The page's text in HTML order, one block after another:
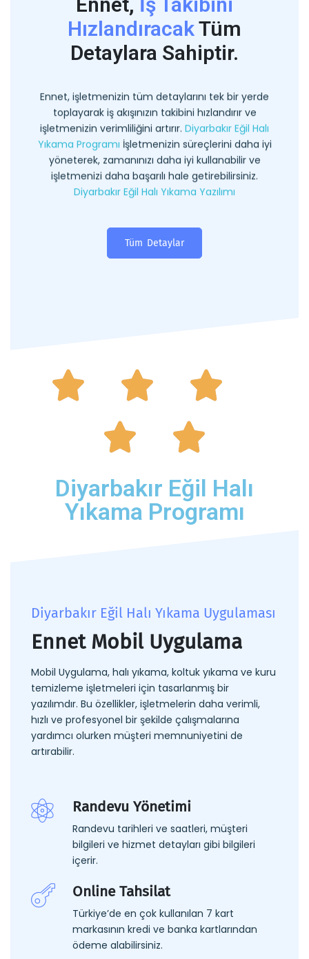
HızlandıracakTüm
Detaylara Sahiptir.
Ennet, işletmenizin tüm detaylarını tek bir yerde
toplayarak iş akışınızın takibini hızlandırır ve
işletmenizin verimliliğini artırır. Diyarbakır Eğil Halı
Yıkama Programı İşletmenizin süreçlerini daha iyi
yöneterek, zamanınızı daha iyi kullanabilir ve
işletmenizi daha başarılı hale getirebilirsiniz.
Diyarbakır Eğil Halı Yıkama Yazılımı
Tüm Detaylar
 



Diyarbakır Eğil Halı
Yıkama Programı
Diyarbakır Eğil Halı Yıkama Uygulaması
Ennet Mobil Uygulama
Mobil Uygulama, halı yıkama, koltuk yıkama ve kuru
temizleme işletmeleri için tasarlanmış bir
yazılımdır. Bu özellikler, işletmelerin daha verimli,
hızlı ve profesyonel bir şekilde çalışmalarına
yardımcı olurken müşteri memnuniyetini de
artırabilir.
Randevu Yönetimi
Randevu tarihleri ve saatleri, müşteri
bilgileri ve hizmet detayları gibi bilgileri
içerir.
Online Tahsilat
Türkiye’de en çok kullanılan 7 kart
markasının kredi ve banka kartlarından
ödeme alabilirsiniz.